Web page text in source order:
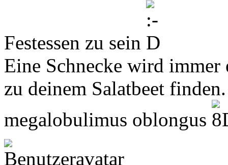
Festessen zu sein
Eine Schnecke wird immer
zu deinem Salatbeet finden.
megalobulimus oblongus